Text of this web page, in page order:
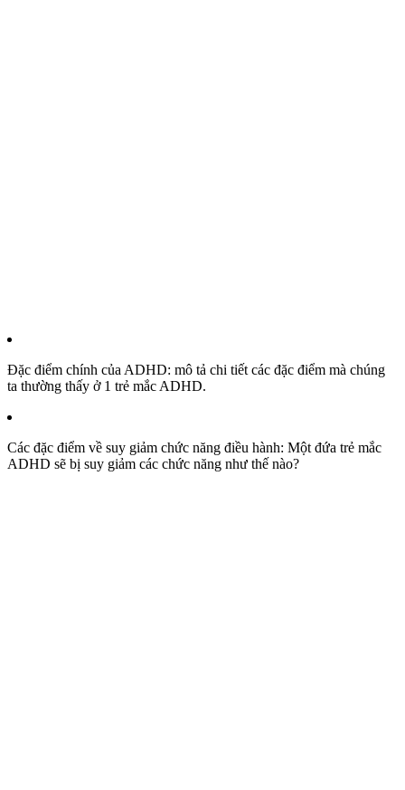
Đặc điểm chính của ADHD: mô tả chi tiết các đặc điểm mà chúng
ta thường thấy ở 1 trẻ mắc ADHD.
Các đặc điểm về suy giảm chức năng điều hành: Một đứa trẻ mắc
ADHD sẽ bị suy giảm các chức năng như thế nào?